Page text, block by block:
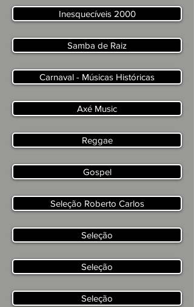
Inesquecíveis 2000
Samba de Raiz
Carnaval - Músicas Históricas
Axé Music
Reggae
Gospel
Seleção Roberto Carlos
Seleção
Seleção
Seleção